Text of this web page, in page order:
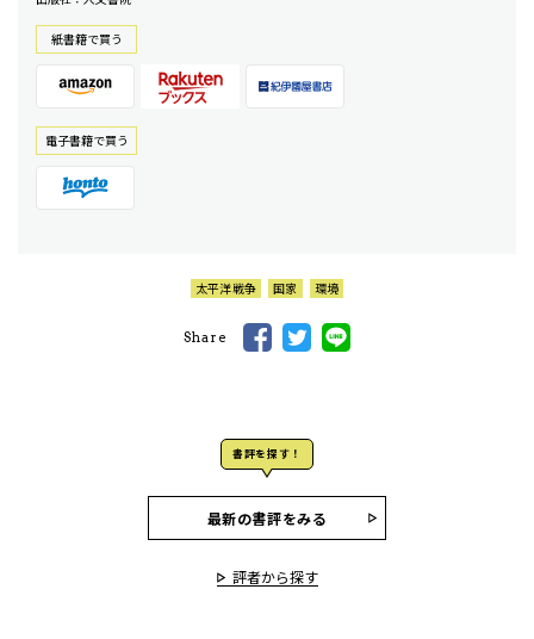
紙書籍で買う
電⼦書籍で買う
太平洋戦争 国家 環境
Share
書評を探す！
最新の書評をみる
評者から探す